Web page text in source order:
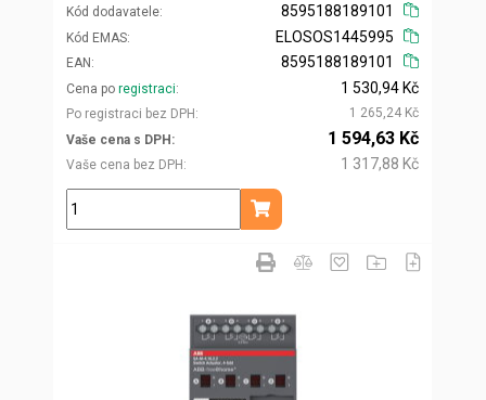
Kód dodavatele
8595188189101
Kód EMAS
EAN
ELOSOS1445995
8595188189101
Cena po registraci
Po registraci bez DPH
1 530,94 Kč
1 265,24 Kč
Vaše cena s DPH
Vaše cena bez DPH
1 594,63 Kč
1 317,88 Kč
ks
Přidat do košíku